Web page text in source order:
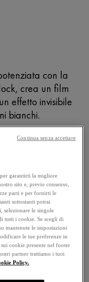
con la
crea un film
effetto invisibile
bianchi.
bambini e
del capello
garantirti la migliore
sito e, previo consenso,
parti e per fornirti le
sottostanti potrai
selezionare le singole
tutti i cookie. Se scegli di
mantenute le impostazioni
le tue preferenze in
cookie presente nel footer
partner trattiamo i tuoi
Policy.
Continua senza accettare